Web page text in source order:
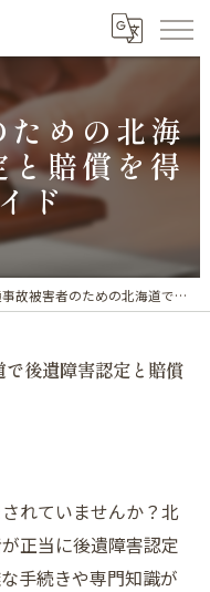
ための北海
と賠償を得
ド
害者のための北海道で後遺障害認定と賠償を得る実践ガイド
後遺障害認定と賠償
れていませんか？北
正当に後遺障害認定
手続きや専門知識が